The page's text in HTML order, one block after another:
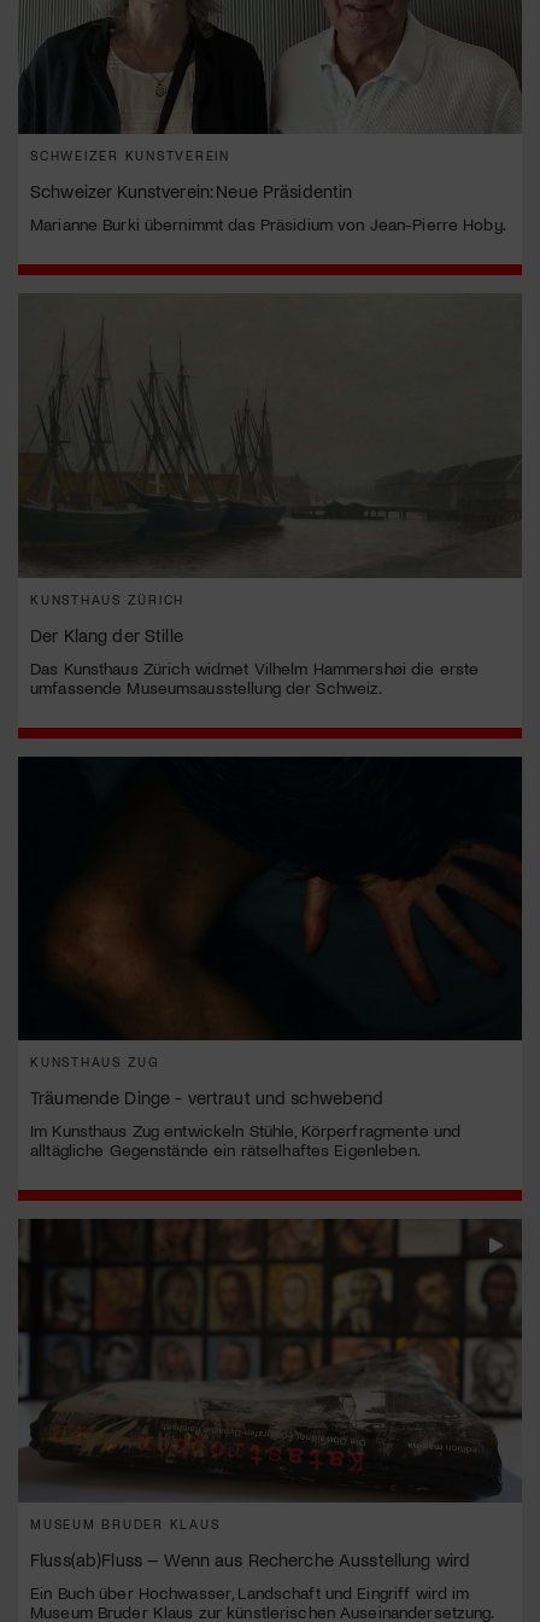
SCHWEIZER KUNSTVEREIN
Schweizer Kunstverein: Neue Präsidentin
Marianne Burki übernimmt das Präsidium von Jean-Pierre Hoby.
KUNSTHAUS ZÜRICH
Der Klang der Stille
Das Kunsthaus Zürich widmet Vilhelm Hammershøi die erste
umfassende Museumsausstellung der Schweiz.
KUNSTHAUS ZUG
Träumende Dinge - vertraut und schwebend
Im Kunsthaus Zug entwickeln Stühle, Körperfragmente und
alltägliche Gegenstände ein rätselhaftes Eigenleben.
MUSEUM BRUDER KLAUS
Fluss(ab)Fluss – Wenn aus Recherche Ausstellung wird
Ein Buch über Hochwasser, Landschaft und Eingriff wird im
Museum Bruder Klaus zur künstlerischen Auseinandersetzung.